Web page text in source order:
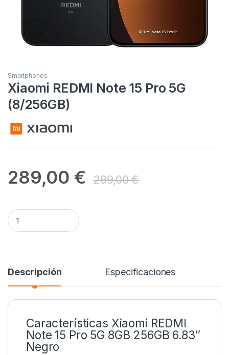
Smartphones
Xiaomi REDMI Note 15 Pro 5G
(8/256GB)
289,00 € 299,00€
Xiaomi REDMI Note 15 Pro 5G (8/256GB) quantity
Descripción Especificaciones
Características Xiaomi REDMI
Note 15 Pro 5G 8GB 256GB 6.83″
Negro